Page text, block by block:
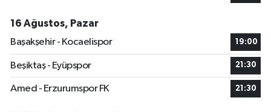
16 Ağustos, Pazar
Başakşehir - Kocaelispor
19:00
Beşiktaş - Eyüpspor 21:30
Amed - Erzurumspor FK 21:30